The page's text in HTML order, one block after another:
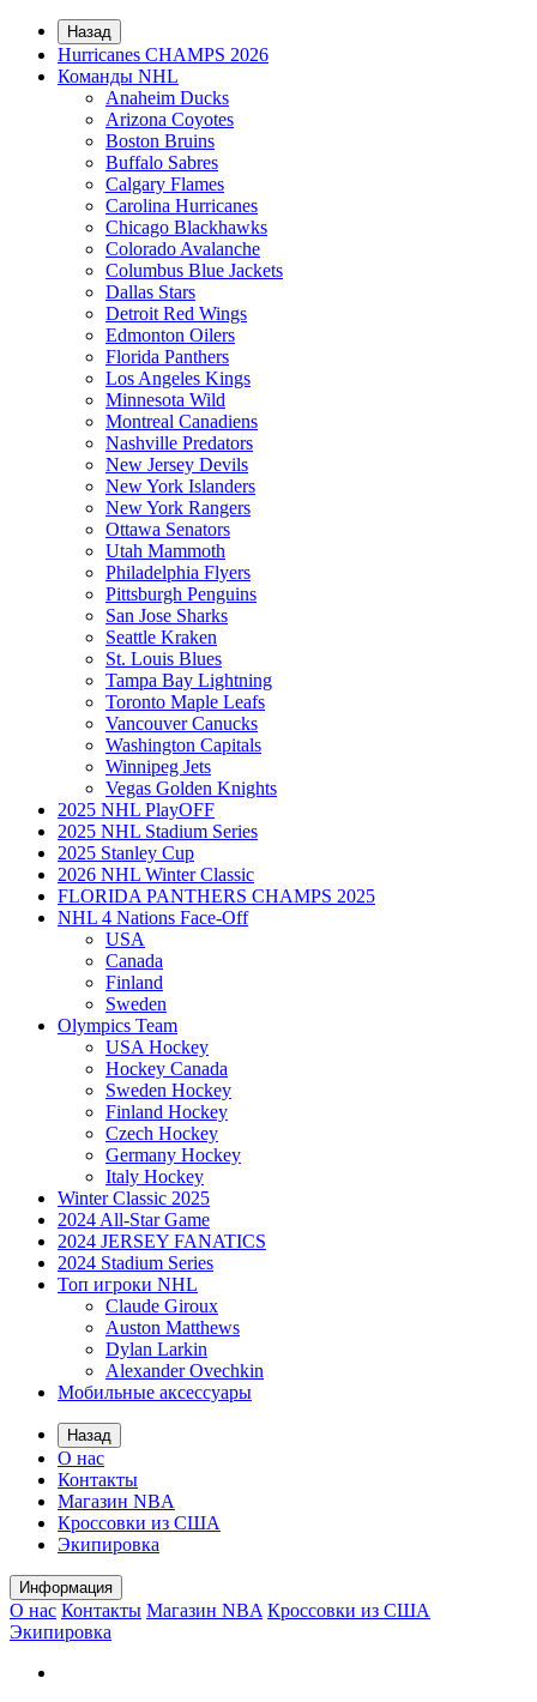
Назад
Hurricanes CHAMPS 2026
Команды NHL
Anaheim Ducks
Arizona Coyotes
Boston Bruins
Buffalo Sabres
Calgary Flames
Carolina Hurricanes
Chicago Blackhawks
Colorado Avalanche
Columbus Blue Jackets
Dallas Stars
Detroit Red Wings
Edmonton Oilers
Florida Panthers
Los Angeles Kings
Minnesota Wild
Montreal Canadiens
Nashville Predators
New Jersey Devils
New York Islanders
New York Rangers
Ottawa Senators
Utah Mammoth
Philadelphia Flyers
Pittsburgh Penguins
San Jose Sharks
Seattle Kraken
St. Louis Blues
Tampa Bay Lightning
Toronto Maple Leafs
Vancouver Canucks
Washington Capitals
Winnipeg Jets
Vegas Golden Knights
2025 NHL PlayOFF
2025 NHL Stadium Series
2025 Stanley Cup
2026 NHL Winter Classic
FLORIDA PANTHERS CHAMPS 2025
NHL 4 Nations Face-Off
USA
Canada
Finland
Sweden
Olympics Team
USA Hockey
Hockey Canada
Sweden Hockey
Finland Hockey
Czech Hockey
Germany Hockey
Italy Hockey
Winter Classic 2025
2024 All-Star Game
2024 JERSEY FANATICS
2024 Stadium Series
Топ игроки NHL
Claude Giroux
Auston Matthews
Dylan Larkin
Alexander Ovechkin
Мобильные аксессуары
Назад
О нас
Контакты
Магазин NBA
Кроссовки из США
Экипировка
Информация
О нас Контакты Магазин NBA Кроссовки из США
Экипировка